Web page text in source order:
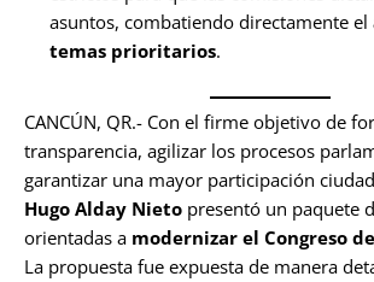
asuntos, combatiendo directamente el
temas prioritarios.
CANCÚN, QR.- Con el firme objetivo de
transparencia, agilizar los procesos
garantizar una mayor participación
Hugo Alday Nieto presentó un paquete
orientadas a modernizar el Congreso
La propuesta fue expuesta de manera